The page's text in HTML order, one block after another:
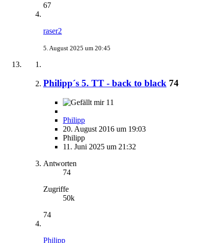
67
raser2
5. August 2025 um 20:45
Philipp´s 5. TT - back to black 74
11
Philipp
20. August 2016 um 19:03
Philipp
11. Juni 2025 um 21:32
Antworten
74
Zugriffe
50k
74
Philipp